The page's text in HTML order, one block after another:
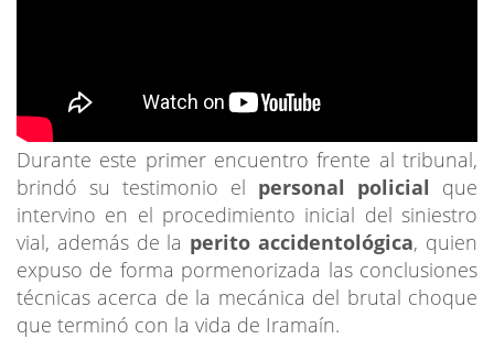
Durante este primer encuentro frente al tribunal,
brindó su testimonio el personal policial que
intervino en el procedimiento inicial del siniestro
vial, además de la perito accidentológica, quien
expuso de forma pormenorizada las conclusiones
técnicas acerca de la mecánica del brutal choque
que terminó con la vida de Iramaín.